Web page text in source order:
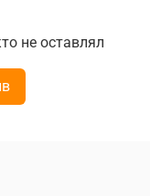
не оставлял